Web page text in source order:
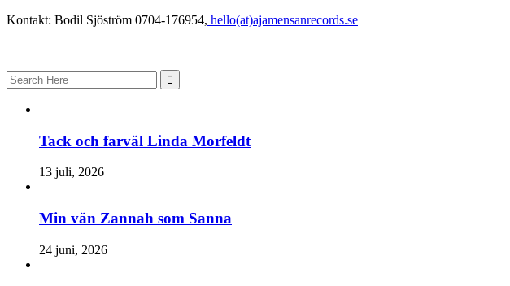
Kontakt: Bodil Sjöström 0704-176954, hello(at)ajamensanrecords.se
Search
for:
Tack och farväl Linda Morfeldt
13 juli, 2026
Min vän Zannah som Sanna
24 juni, 2026